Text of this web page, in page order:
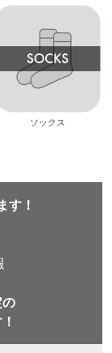
ソックス
す！